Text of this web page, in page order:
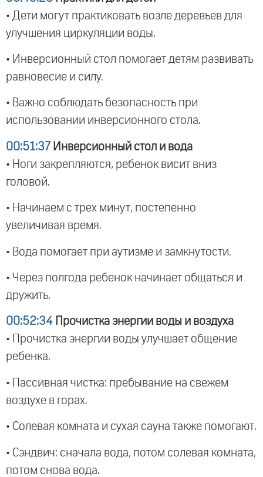
• Дети могут практиковать возле деревьев для
улучшения циркуляции воды.
• Инверсионный стол помогает детям развивать
равновесие и силу.
• Важно соблюдать безопасность при
использовании инверсионного стола.
00:51:37 Инверсионный стол и вода
• Ноги закрепляются, ребенок висит вниз
головой.
• Начинаем с трех минут, постепенно
увеличивая время.
• Вода помогает при аутизме и замкнутости.
• Через полгода ребенок начинает общаться и
дружить.
00:52:34 Прочистка энергии воды и воздуха
• Прочистка энергии воды улучшает общение
ребенка.
• Пассивная чистка: пребывание на свежем
воздухе в горах.
• Солевая комната и сухая сауна также помогают.
• Сэндвич: сначала вода, потом солевая комната,
потом снова вода.